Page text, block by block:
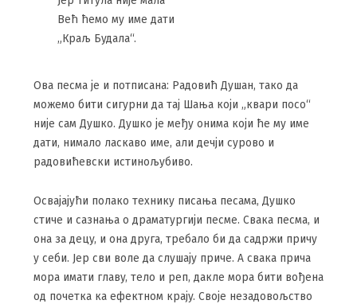
Већ ћемо му име дати
„Краљ Будала“.
Ова песма је и потписана: Радовић Душан, тако да
можемо бити сигурни да тај Шања који „квари посо“
није сам Душко. Душко је међу онима који ће му име
дати, нимало ласкаво име, али дечји сурово и
радовићевски истинољубиво.
Освајајући полако технику писања песама, Душко
стиче и сазнања о драматургији песме. Свака песма, и
она за децу, и она друга, требало би да садржи причу
у себи. Јер сви воле да слушају приче. А свака прича
мора имати главу, тело и реп, дакле мора бити вођена
од почетка ка ефектном крају. Своје незадовољство